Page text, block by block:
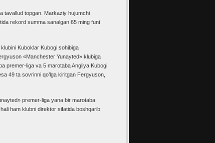
tavallud topgan. Markaziy hujumchi
rekord summa sanalgan 65 ming funt
Kuboklar Kubogi sohibiga
«Manchester Yunayted» klubiga
premer-liga va 5 marotaba Angliya Kubogi
49 ta sovrinni qo’lga kiritgan Fergyuson,
premer-liga yana bir marotaba
ham klubni direktor sifatida boshqarib